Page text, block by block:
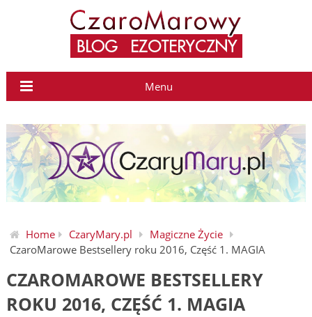
Menu
Home CzaryMary.pl
Magiczne Życie
CzaroMarowe Bestsellery roku 2016, Część 1. MAGIA
CZAROMAROWE BESTSELLERY
ROKU 2016, CZĘŚĆ 1. MAGIA